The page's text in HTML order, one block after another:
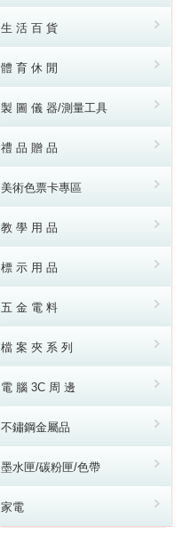
生 活 百 貨
體 育 休 閒
製 圖 儀 器/測量工具
禮 品 贈 品
美術色票卡專區
教 學 用 品
標 示 用 品
五 金 電 料
檔 案 夾 系 列
電 腦 3C 周 邊
不鏽鋼金屬品
墨水匣/碳粉匣/色帶
家電